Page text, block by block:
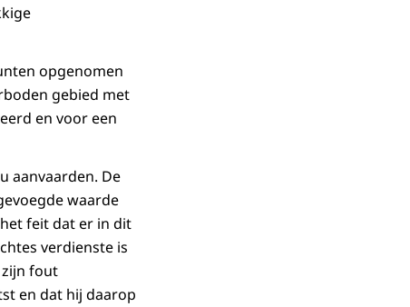
opgenomen
gebied met
en voor een
aanvaarden. De
waarde
feit dat er in dit
verdienste is
fout
en dat hij daarop